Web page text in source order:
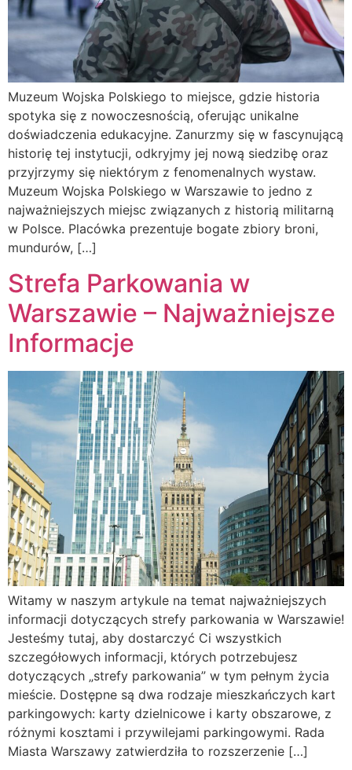
Muzeum Wojska Polskiego to miejsce, gdzie historia
spotyka się z nowoczesnością, oferując unikalne
doświadczenia edukacyjne. Zanurzmy się w fascynującą
historię tej instytucji, odkryjmy jej nową siedzibę oraz
przyjrzymy się niektórym z fenomenalnych wystaw.
Muzeum Wojska Polskiego w Warszawie to jedno z
najważniejszych miejsc związanych z historią militarną
w Polsce. Placówka prezentuje bogate zbiory broni,
mundurów, […]
Strefa Parkowania w
Warszawie – Najważniejsze
Informacje
Witamy w naszym artykule na temat najważniejszych
informacji dotyczących strefy parkowania w Warszawie!
Jesteśmy tutaj, aby dostarczyć Ci wszystkich
szczegółowych informacji, których potrzebujesz
dotyczących „strefy parkowania” w tym pełnym życia
mieście. Dostępne są dwa rodzaje mieszkańczych kart
parkingowych: karty dzielnicowe i karty obszarowe, z
różnymi kosztami i przywilejami parkingowymi. Rada
Miasta Warszawy zatwierdziła to rozszerzenie […]